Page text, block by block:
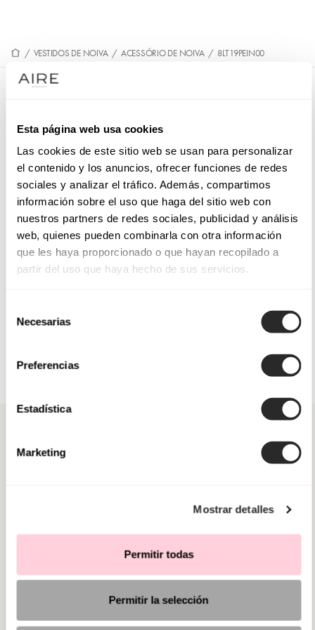
Esta página web usa cookies
Las cookies de este sitio web se usan para personalizar
el contenido y los anuncios, ofrecer funciones de redes
sociales y analizar el tráfico. Además, compartimos
información sobre el uso que haga del sitio web con
nuestros partners de redes sociales, publicidad y análisis
web, quienes pueden combinarla con otra información
que les haya proporcionado o que hayan recopilado a
partir del uso que haya hecho de sus servicios.
Necesarias
Preferencias
Estadística
Marketing
Mostrar detalles
Permitir todas
Permitir la selección
/ VESTIDOS DE NOIVA / ACESSÓRIO DE NOIVA / 8LT19PEIN00
Pente convexo de noiva de estilo boémio, realizado em
guipur. Deslumbre com um modelo MB com acessórios
exclusivos.
SOLICITE UMA MARCAÇÃO
PONTOS DE VENDA